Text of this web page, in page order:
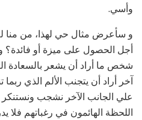
وأسي.
و سأعرض مثال حي لهذا، من منا
أجل الحصول على ميزة أو فائدة؟
شخص ما أراد أن يشعر بالسعادة
آخر أراد أن يتجنب الألم الذي
علي الجانب الآخر نشجب ونستنكر
اللحظة الهائمون في رغباتهم فلا